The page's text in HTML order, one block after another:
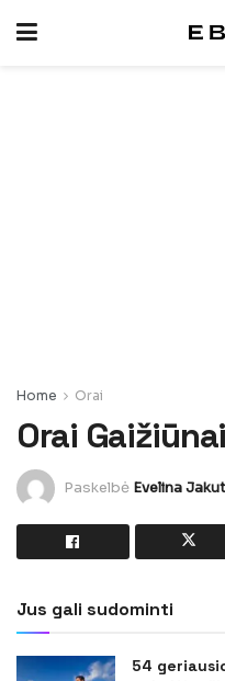
Home Orai
Orai Gaižiūnai
Paskelbė Evelina
Jus gali sudominti
54